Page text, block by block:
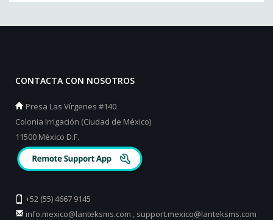
CONTACTA CON NOSOTROS
Presa Las Vírgenes #140
Colonia Irrigación (Ciudad de México)
11500 México D.F.
+52 (55) 4667 9145
info.mexico@lanteksms.com , support.mexico@lanteksms.com